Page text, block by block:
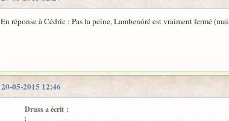
En réponse à Cédric : Pas la peine, Lambenórë est vraiment fermé
20-05-2015 12:46
Druss a écrit :